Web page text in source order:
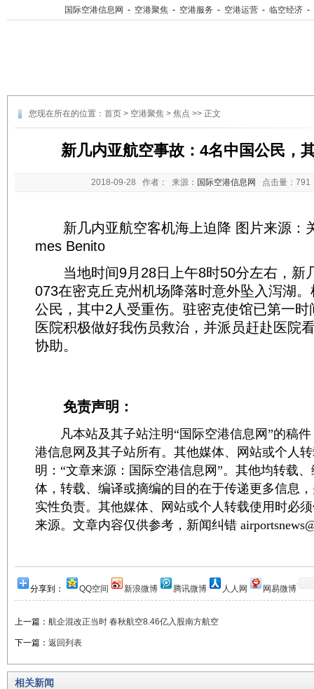
国际空港信息网 - 空港聚焦 - 空港服务 - 空港运营 - 临空经济 -
您现在所在的位置： 首页 > 空港聚焦 > 焦点 >> 正文
新几内亚航空事故：4名中国公民，
2018-09-28 作者： 来源： 国际空港信息网 点击量：
新几内亚航空客机海上迫降 图片来源：
mes Benito
当地时间9月28日上午8时50分左右，新
073在密克丘克州机场降落时意外坠入泻湖
公民，其中2人受重伤。驻密克使馆已第一
医院积极做好我伤员救治，并派员赶赴医院
协助。
免责声明：
凡本站及其子站注明“国际空港信息网”的稿件
港信息网及其子站所有。其他媒体、网站或个人
明：“文章来源：国际空港信息网”。其他均转载
体，转载、编译或摘编的目的在于传递更多信息
实性负责。其他媒体、网站或个人转载使用时必
来源。文章内容仅供参考，新闻纠错
分享到： QQ空间 新浪微博 腾讯微博 人人网 网易微博
上一篇： 航企混改正当时 春秋航空8.46亿入股南方航空
下一篇： 返回列表
相关新闻